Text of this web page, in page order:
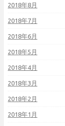
2018年8月
2018年7月
2018年6月
2018年5月
2018年4月
2018年3月
2018年2月
2018年1月